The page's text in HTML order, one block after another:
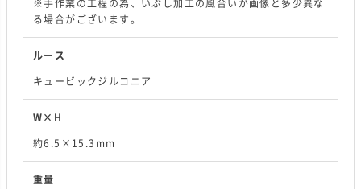
※手作業の工程の為、いぶし加工の風合いが画像と多少異な
る場合がございます。
ルース
キュービックジルコニア
W×H
約6.5×15.3mm
重量